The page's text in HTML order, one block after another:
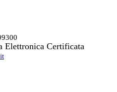
Elettronica Certificata